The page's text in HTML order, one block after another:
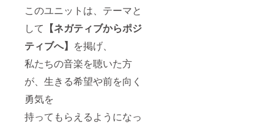
このユニットは、テーマと
して 【ネガティブからポジ
ティブへ】 を掲げ、
私たちの音楽を聴いた方
が、生きる希望や前を向く
勇気を
持ってもらえるようになっ